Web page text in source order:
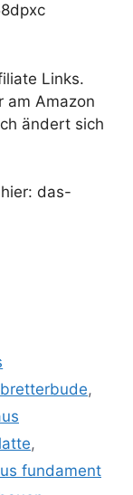
Links.
am Amazon
ändert sich
das-
bretterbude,
,
fundament